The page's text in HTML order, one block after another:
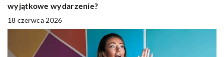
wyjątkowe wydarzenie?
18 czerwca 2026